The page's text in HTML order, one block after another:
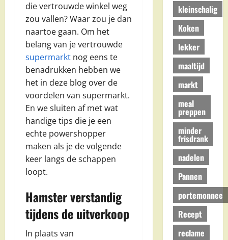
die vertrouwde winkel weg
zou vallen? Waar zou je dan
naartoe gaan. Om het
belang van je vertrouwde
supermarkt nog eens te
benadrukken hebben we
het in deze blog over de
voordelen van supermarkt.
En we sluiten af met wat
handige tips die je een
echte powershopper
maken als je de volgende
keer langs de schappen
loopt.
Hamster verstandig
tijdens de uitverkoop
In plaats van
kleinschalig
Koken
lekker
maaltijd
markt
meal
preppen
minder
frisdrank
nadelen
Pannen
portemonnee
Recept
reclame